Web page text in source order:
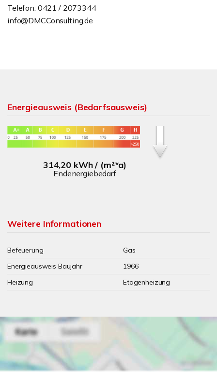
Telefon: 0421 / 2073344
info@DMCConsulting.de
Energieausweis (Bedarfsausweis)
314,20 kWh / (m²*a)
Endenergiebedarf
Weitere Informationen
Befeuerung
Gas
Energieausweis Baujahr
1966
Heizung
Etagenheizung